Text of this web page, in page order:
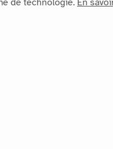
de technologie. En